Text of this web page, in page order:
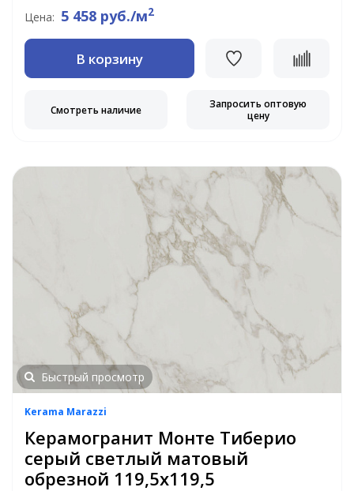
Цена: 5 458 руб./м2
В корзину
Смотреть наличие
Запросить оптовую
цену
Быстрый просмотр
Kerama Marazzi
Керамогранит Монте Тиберио
серый светлый матовый
обрезной 119,5х119,5